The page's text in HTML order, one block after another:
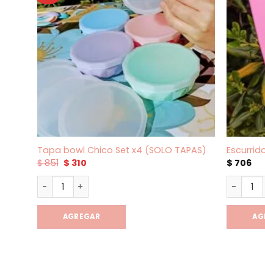
Tapa bowl Chico Set x4 (SOLO TAPAS)
$851 El
precio
original
era:
$ 851.
$ 310El
actual
$ 310.
Tapa bowl Chico Set x4 (SOLO TAPAS) cantidad
AGREGAR
$ 706